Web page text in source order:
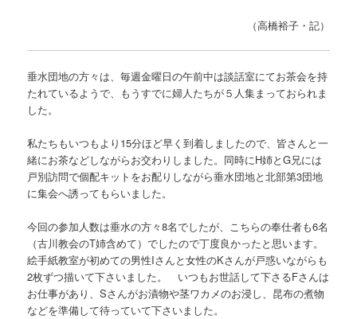
（高橋裕子・記）
垂水団地の方々は、毎週金曜日の午前中は談話室にてお茶会を持
たれているようで、もうすでに婦人たちが５人集まっておられま
した。
私たちもいつもより15分ほど早く到着しましたので、皆さんと一
緒にお茶などしながらお交わりしました。同時にH姉とG兄には
戸別訪問で個配キットをお配りしながら垂水団地と北部第3団地
に集会へ誘ってもらいました。
今回の参加人数は垂水の方々8名でしたが、こちらの奉仕者も6名
（古川教会のT姉含めて）でしたので丁度良かったと思います。
絵手紙教室が初めての男性Iさんと女性のKさんが戸惑いながらも
2枚ずつ描いて下さいました。 いつもお世話して下さるFさんは
お仕事があり、Sさんがお漬物や茎ワカメのお浸し、昆布の煮物
などを準備して待っていて下さいました。